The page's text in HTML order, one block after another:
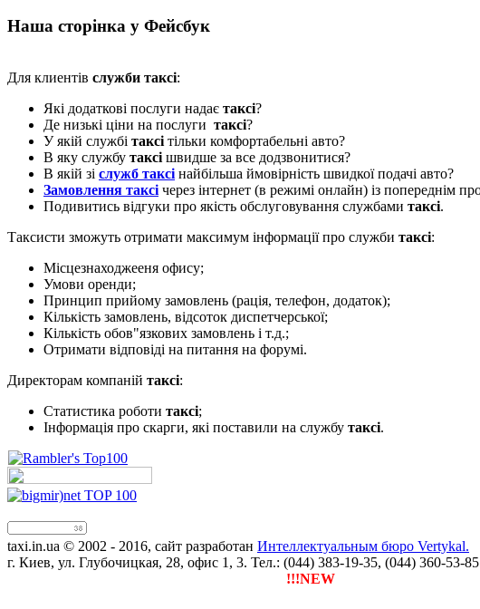
Наша сторінка у Фейсбук
Для клиентів служби таксі:
Які додаткові послуги надає таксі?
Де низькі ціни на послуги таксі?
У якій службі таксі тільки комфортабельні авто?
В яку службу таксі швидше за все додзвонитися?
В якій зі служб таксі найбільша ймовірність швидкої подачі авто?
Замовлення таксі через інтернет (в режимі онлайн) із попереднім
Подивитись відгуки про якість обслуговування службами таксі.
Таксисти зможуть отримати максимум інформації про служби таксі:
Місцезнаходжееня офису;
Умови оренди;
Принцип прийому замовлень (рація, телефон, додаток);
Кількість замовлень, відсоток диспетчерської;
Кількість обов"язкових замовлень і т.д.;
Отримати відповіді на питання на форумі.
Директорам компаній таксі:
Статистика роботи таксі;
Інформація про скарги, які поставили на службу таксі.
taxi.in.ua © 2002 - 2016, сайт разработан Интеллектуальным бюро Vertykal.
г. Киев, ул. Глубочицкая, 28, офис 1, 3. Тел.: (044) 383-19-35, (044) 360-53-85
!!!NEW Тепер ти можеш